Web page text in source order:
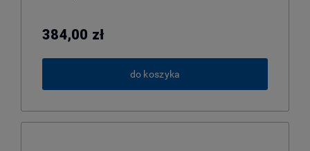
384,00 zł
do koszyka